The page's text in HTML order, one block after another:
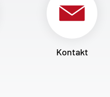
Kontakt